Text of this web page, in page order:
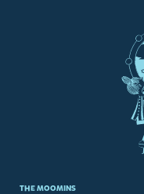
THE MOOMINS